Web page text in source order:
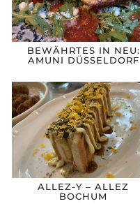
BEWÄHRTES IN NEU:
AMUNI DÜSSELDORF
ALLEZ-Y – ALLEZ
BOCHUM